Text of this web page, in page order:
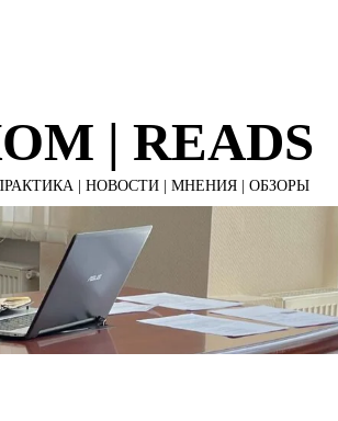
| READS
| НОВОСТИ | МНЕНИЯ | ОБЗОРЫ